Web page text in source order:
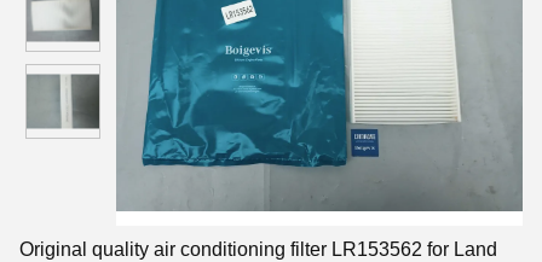
Original quality air conditioning filter LR153562 for Land